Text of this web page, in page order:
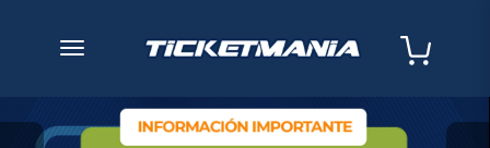
desplegar navegación